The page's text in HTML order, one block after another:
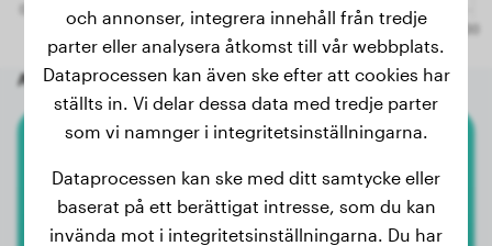
Andra slumpmässiga hundar
Ivy
och annonser, integrera innehåll från tredje
parter eller analysera åtkomst till vår webbplats.
Dataprocessen kan även ske efter att cookies har
ställts in. Vi delar dessa data med tredje parter
som vi namnger i integritetsinställningarna.
Dataprocessen kan ske med ditt samtycke eller
baserat på ett berättigat intresse, som du kan
invända mot i integritetsinställningarna. Du har